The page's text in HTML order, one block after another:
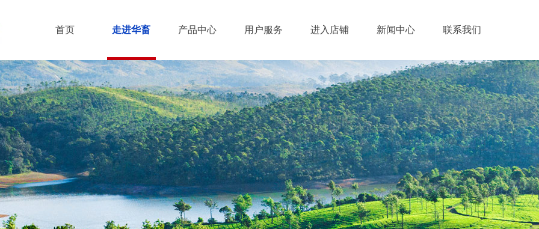
首页 走进华畜 产品中心 用户服务 进入店铺 新闻中心 联系我们